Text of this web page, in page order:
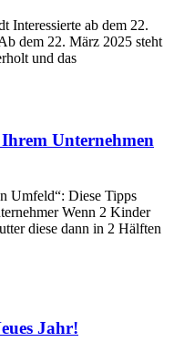
Interessierte ab dem 22.
dem 22. März 2025 steht
und das
Unternehmen
Umfeld“: Diese Tipps
Wenn 2 Kinder
diese dann in 2 Hälften
Jahr!